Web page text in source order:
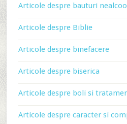
Articole despre bauturi
Articole despre Biblie
Articole despre binefacere
Articole despre biserica
Articole despre boli si
Articole despre caracter si